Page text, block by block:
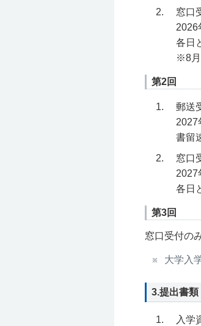
窓口
2026
各日
※8月
第2回
郵送
2027
書留
窓口
2027
各日
第3回
窓口受付の
大学入
3.提出書類
入学